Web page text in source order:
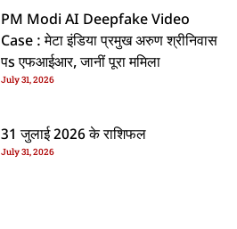
PM Modi AI Deepfake Video
Case : मेटा इंडिया प्रमुख अरुण श्रीनिवास
पs एफआईआर, जानीं पूरा ममिला
July 31, 2026
31 जुलाई 2026 के राशिफल
July 31, 2026